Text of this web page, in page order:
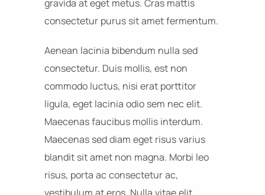
gravida at eget metus. Cras mattis
consectetur purus sit amet fermentum.
Aenean lacinia bibendum nulla sed
consectetur. Duis mollis, est non
commodo luctus, nisi erat porttitor
ligula, eget lacinia odio sem nec elit.
Maecenas faucibus mollis interdum.
Maecenas sed diam eget risus varius
blandit sit amet non magna. Morbi leo
risus, porta ac consectetur ac,